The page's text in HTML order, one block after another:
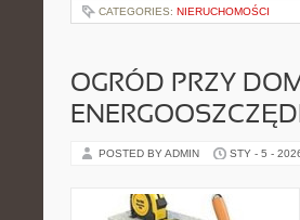
CATEGORIES: NIERUCHOMOŚCI
OGRÓD PRZY
POSTED BY ADMIN STY - 5 -